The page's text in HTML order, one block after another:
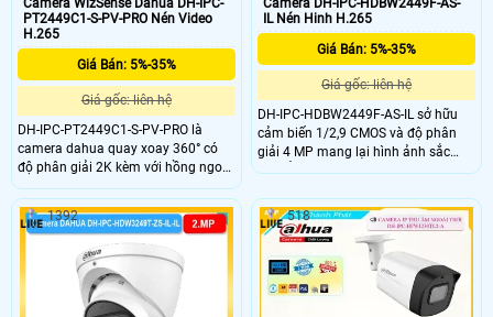
Camera WizSense Dahua DH-IPC-
PT2449C1-S-PV-PRO Nén Video
H.265
Giá Bán: 5%-35%
Giá gốc: liên hệ
DH-IPC-PT2449C1-S-PV-PRO là
camera dahua quay xoay 360° có
độ phân giải 2K kèm với hồng ngoại
tâm xa 30m giám sát sắc nét cả
ngày và đêm. Camera này còn hỗ
trợ đàm thoại âm thành 2 chiều nhờ
tích hợp mic vs loa có hỗ trợ tên
miền xem từ xa qua web hoặc app
có khả năng lưu trữ độc lập nhờ có
khay thẻ nhớ dung lượng lên đến
Camera DH-IPC-HDBW2449F-AS-
IL Nén Hinh H.265
Giá Bán: 5%-35%
Giá gốc: liên hệ
DH-IPC-HDBW2449F-AS-IL sở hữu
cảm biến 1/2,9 CMOS và độ phân
giải 4 MP mang lại hình ảnh sắc
nét. Ống kính 2,8 mm hoặc 3,6 mm
Đèn hồng ngoại và đèn ánh sáng
ấm chiếu xa 30 m hỗ trợ quan sát
ban đêm. Hỗ trợ thẻ nhớ lưu trữ tối
đa 256GB và tên miền xem camera
từ xa qua app hoặc web.
1392 518